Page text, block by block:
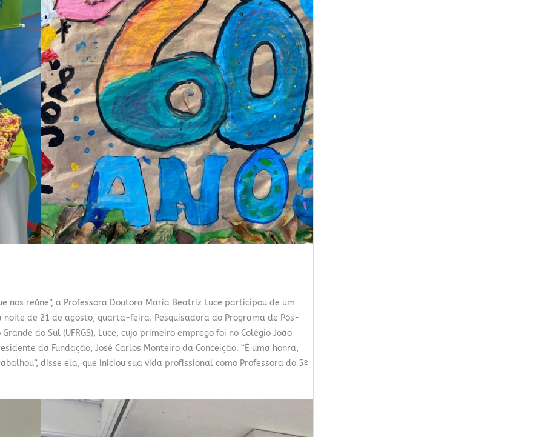
nos reúne”, a Professora Doutora Maria Beatriz Luce participou de um
de 21 de agosto, quarta-feira. Pesquisadora do Programa de Pós-
do Sul (UFRGS), Luce, cujo primeiro emprego foi no Colégio João
da Fundação, José Carlos Monteiro da Conceição. “É uma honra,
disse ela, que iniciou sua vida profissional como Professora do 5º